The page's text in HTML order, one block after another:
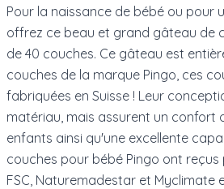
Pour la naissance de bébé ou pour
offrez ce beau et grand gâteau de
de 40 couches. Ce gâteau est
couches de la marque Pingo, ces
fabriquées en Suisse ! Leur
matériau, mais assurent un confort
enfants ainsi qu'une excellente
couches pour bébé Pingo ont
FSC, Naturemadestar et Myclimate